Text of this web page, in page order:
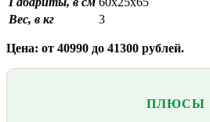
Вес, в кг
3
Цена: от 40990 до 41300 рублей.
ПЛЮСЫ